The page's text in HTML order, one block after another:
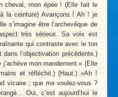
cheval, mon épée ! (Elle fait le
la ceinture) Avançons ! Ah ! je
s’imagine être l’archevêque de
très sérieux. Sa voix est
qui contraste avec le ton
l’objectivation précédente.)
mon mandement.« (Elle
et réfléchit.) (Haut.) »Ah !
vicaire ; que me voulez-vous ?
Oui, c’est aujourd’hui le